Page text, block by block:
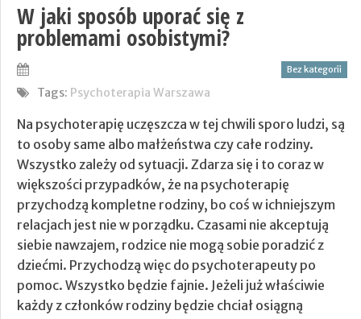
W jaki sposób uporać się z
problemami osobistymi?
Bez kategorii
Tags: Psychoterapia Warszawa
Na psychoterapię uczęszcza w tej chwili sporo ludzi, są
to osoby same albo małżeństwa czy całe rodziny.
Wszystko zależy od sytuacji. Zdarza się i to coraz w
większości przypadków, że na psychoterapię
przychodzą kompletne rodziny, bo coś w ichniejszym
relacjach jest nie w porządku. Czasami nie akceptują
siebie nawzajem, rodzice nie mogą sobie poradzić z
dziećmi. Przychodzą więc do psychoterapeuty po
pomoc. Wszystko będzie fajnie. Jeżeli już właściwie
każdy z członków rodziny będzie chciał osiągną